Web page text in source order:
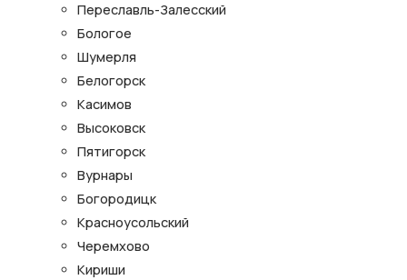
Переславль-Залесский
Бологое
Шумерля
Белогорск
Касимов
Высоковск
Пятигорск
Вурнары
Богородицк
Красноусольский
Черемхово
Кириши